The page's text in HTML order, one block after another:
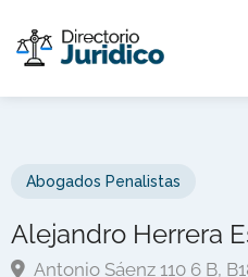
Abogados Penalistas
Alejandro Herrera
Antonio Sáenz 110 6 B,